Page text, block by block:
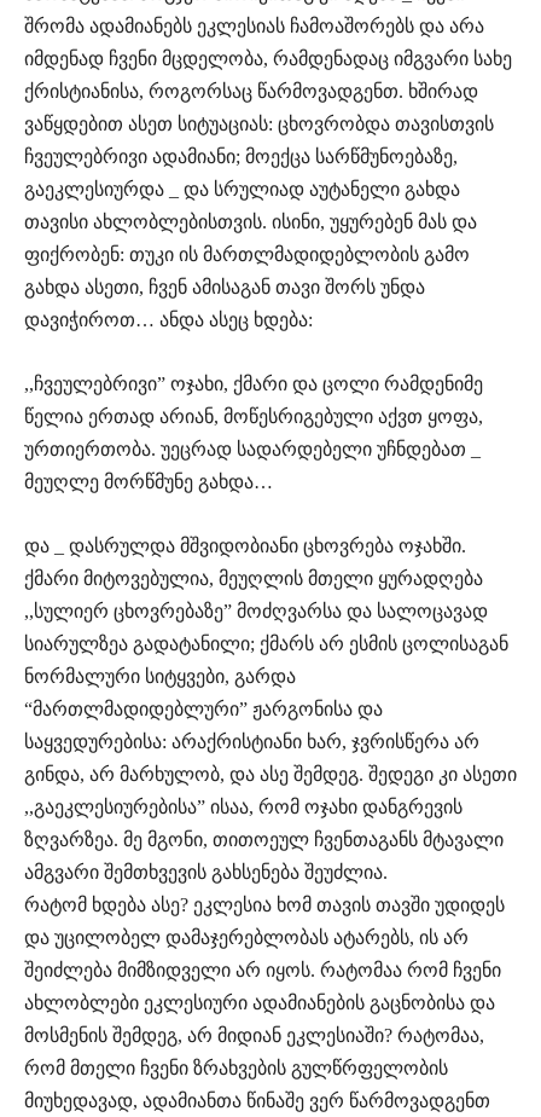
შრომა ადამიანებს ეკლესიას ჩამოაშორებს და არა
იმდენად ჩვენი მცდელობა, რამდენადაც იმგვარი სახე
ქრისტიანისა, როგორსაც წარმოვადგენთ. ხშირად
ვაწყდებით ასეთ სიტუაციას: ცხოვრობდა თავისთვის
ჩვეულებრივი ადამიანი; მოექცა სარწმუნოებაზე,
გაეკლესიურდა _ და სრულიად აუტანელი გახდა
თავისი ახლობლებისთვის. ისინი, უყურებენ მას და
ფიქრობენ: თუკი ის მართლმადიდებლობის გამო
გახდა ასეთი, ჩვენ ამისაგან თავი შორს უნდა
დავიჭიროთ… ანდა ასეც ხდება:
,,ჩვეულებრივი” ოჯახი, ქმარი და ცოლი რამდენიმე
წელია ერთად არიან, მოწესრიგებული აქვთ ყოფა,
ურთიერთობა. უეცრად სადარდებელი უჩნდებათ _
მეუღლე მორწმუნე გახდა…
და _ დასრულდა მშვიდობიანი ცხოვრება ოჯახში.
ქმარი მიტოვებულია, მეუღლის მთელი ყურადღება
,,სულიერ ცხოვრებაზე” მოძღვარსა და სალოცავად
სიარულზეა გადატანილი; ქმარს არ ესმის ცოლისაგან
ნორმალური სიტყვები, გარდა
“მართლმადიდებლური” ჟარგონისა და
საყვედურებისა: არაქრისტიანი ხარ, ჯვრისწერა არ
გინდა, არ მარხულობ, და ასე შემდეგ. შედეგი კი ასეთი
,,გაეკლესიურებისა” ისაა, რომ ოჯახი დანგრევის
ზღვარზეა. მე მგონი, თითოეულ ჩვენთაგანს მტავალი
ამგვარი შემთხვევის გახსენება შეუძლია.
რატომ ხდება ასე? ეკლესია ხომ თავის თავში უდიდეს
და უცილობელ დამაჯერებლობას ატარებს, ის არ
შეიძლება მიმზიდველი არ იყოს. რატომაა რომ ჩვენი
ახლობლები ეკლესიური ადამიანების გაცნობისა და
მოსმენის შემდეგ, არ მიდიან ეკლესიაში? რატომაა,
რომ მთელი ჩვენი ზრახვების გულწრფელობის
მიუხედავად, ადამიანთა წინაშე ვერ წარმოვადგენთ